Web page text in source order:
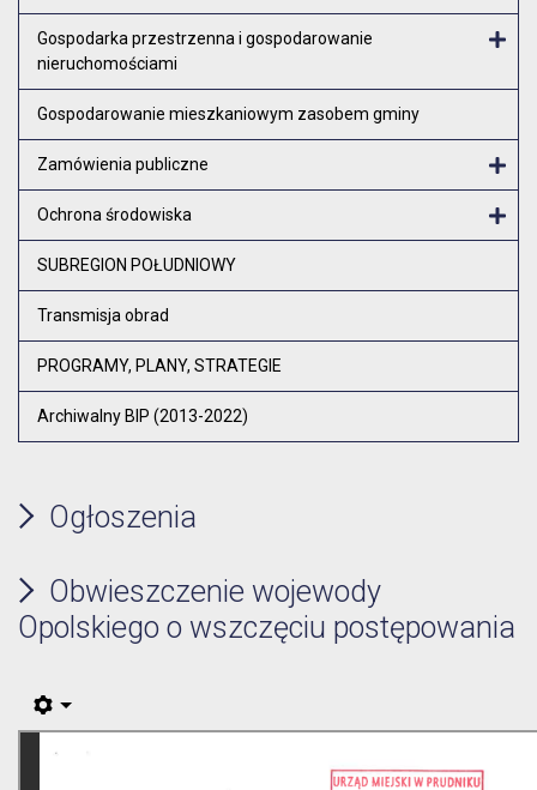
Gospodarka przestrzenna i gospodarowanie
nieruchomościami
Gospodarowanie mieszkaniowym zasobem gminy
Zamówienia publiczne
Ochrona środowiska
SUBREGION POŁUDNIOWY
Transmisja obrad
PROGRAMY, PLANY, STRATEGIE
Archiwalny BIP (2013-2022)
Ogłoszenia
Obwieszczenie wojewody
Opolskiego o wszczęciu postępowania